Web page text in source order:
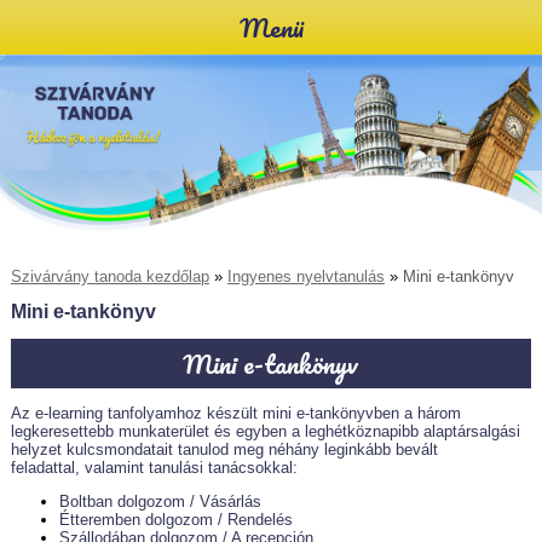
Menü
Szivárvány tanoda kezdőlap» Ingyenes nyelvtanulás » Mini e-tankönyv
Mini e-tankönyv
Mini e-tankönyv
Az e-learning tanfolyamhoz készült mini e-tankönyvben a három
legkeresettebb munkaterület és egyben a leghétköznapibb alaptársalgási
helyzet kulcsmondatait tanulod meg néhány leginkább bevált
feladattal, valamint tanulási tanácsokkal:
Boltban dolgozom / Vásárlás
Étteremben dolgozom / Rendelés
Szállodában dolgozom / A recepción